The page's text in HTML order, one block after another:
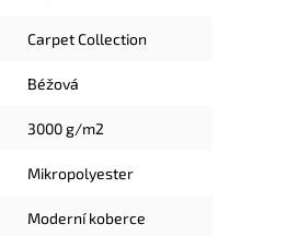
Carpet Collection
Béžová
3000 g/m2
Mikropolyester
Moderní koberce